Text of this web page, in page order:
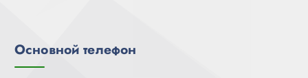
Основной телефон